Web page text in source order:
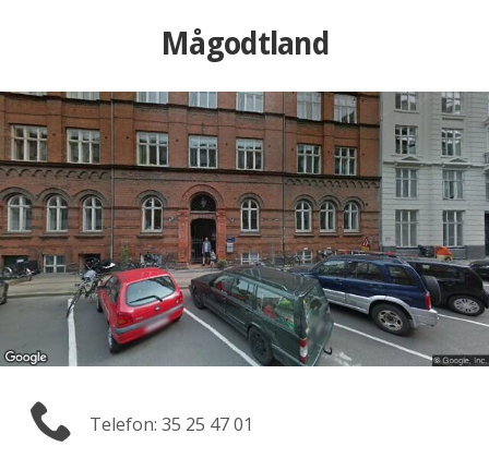
Mågodtland
Telefon: 35 25 47 01